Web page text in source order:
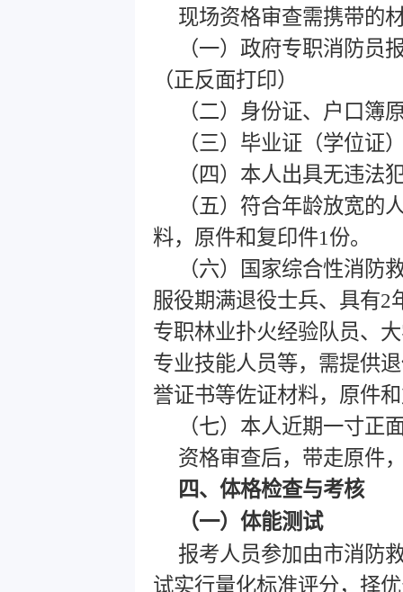
现场资格审查需携带的
（一）政府专职消防员
（正反面打印）
（二）身份证、户口簿
（三）毕业证（学位证
（四）本人出具无违法
（五）符合年龄放宽的
料，原件和复印件1份。
（六）国家综合性消防
服役期满退役士兵、具有2
专职林业扑火经验队员、
专业技能人员等，需提供
誉证书等佐证材料，原件
（七）本人近期一寸正
资格审查后，带走原件
四、体格检查与考核
（一）体能测试
报考人员参加由市消防
试实行量化标准评分，择